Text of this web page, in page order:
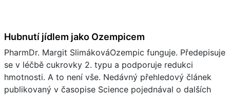
Hubnutí jídlem jako Ozempicem
PharmDr. Margit SlimákováOzempic funguje. Předepisuje
se v léčbě cukrovky 2. typu a podporuje redukci
hmotnosti. A to není vše. Nedávný přehledový článek
publikovaný v časopise Science pojednával o dalších